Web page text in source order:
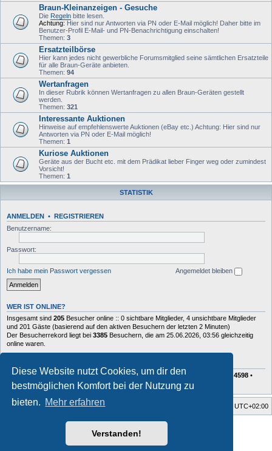
Diese Website nutzt Cookies, um dir den
bestmöglichen Komfort bei der Nutzung zu
bieten. Mehr erfahren
Verstanden!
Braun-Kleinanzeigen - Gesuche
Die Regeln bitte lesen.
Achtung: Hier sind nur Antworten via PN oder E-Mail möglich! Daher bitte im
Benutzer-Profil E-Mail- und PN-Benachrichtigung einschalten!
Themen: 3
Ersatzteilbörse
Hier kann jedes nicht gewerbliche Forumsmitglied seine sämtlichen Ersatzteile
für alle Braun-Geräte anbieten.
Themen: 94
Wertanfragen
In dieser Rubrik können Wertanfragen zu allen Braun-Geräten gestellt
werden.
Themen: 321
Interessante Auktionen
Hinweise auf empfehlenswerte Auktionen (eBay etc.) Achtung: Hier sind nur
Antworten via PN oder E-Mail möglich!
Themen: 1
Kuriose Auktionen
Geräte aus der Bucht etc. mit dem Prädikat lieber Finger weg oder zumindest
Vorsicht!
Themen: 1
STATISTIK
ANMELDEN • REGISTRIEREN
Benutzername:
Passwort:
Ich habe mein Passwort vergessen Angemeldet bleiben
WER IST ONLINE?
Insgesamt sind 205 Besucher online :: 0 sichtbare Mitglieder, 4 unsichtbare Mitglieder
und 201 Gäste (basierend auf den aktiven Besuchern der letzten 2 Minuten)
Der Besucherrekord liegt bei 3385 Besuchern, die am 25.06.2026, 03:56 gleichzeitig
online waren.
Beiträge insgesamt72629• Themen insgesamt10408• Mitglieder insgesamt 4598 •
Unser neuestes Mitglied:Charlie
Foren-Übersicht UTC+02:00
forum tricolor tv
Powered byphpBB® Forum Software © phpBB Limited
phpBB.de